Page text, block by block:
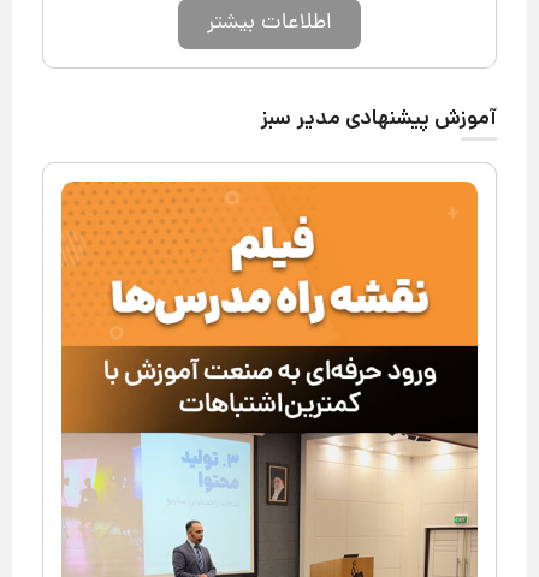
اطلاعات بیشتر
آموزش پیشنهادی مدیر سبز